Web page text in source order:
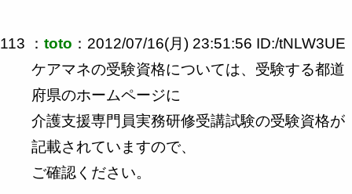
113 ： toto ：2012/07/16(月) 23:51:56 ID:/tNLW3UE
ケアマネの受験資格については、受験する都道
府県のホームページに
介護支援専門員実務研修受講試験の受験資格が
記載されていますので、
ご確認ください。